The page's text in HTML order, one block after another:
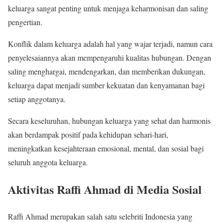
keluarga sangat penting untuk menjaga keharmonisan dan saling
pengertian.
Konflik dalam keluarga adalah hal yang wajar terjadi, namun cara
penyelesaiannya akan mempengaruhi kualitas hubungan. Dengan
saling menghargai, mendengarkan, dan memberikan dukungan,
keluarga dapat menjadi sumber kekuatan dan kenyamanan bagi
setiap anggotanya.
Secara keseluruhan, hubungan keluarga yang sehat dan harmonis
akan berdampak positif pada kehidupan sehari-hari,
meningkatkan kesejahteraan emosional, mental, dan sosial bagi
seluruh anggota keluarga.
Aktivitas Raffi Ahmad di Media Sosial
Raffi Ahmad merupakan salah satu selebriti Indonesia yang